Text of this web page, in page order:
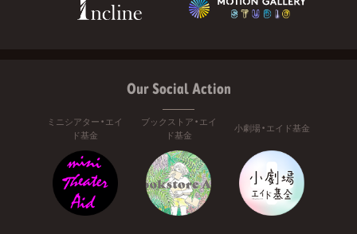
Our Social Action
ミニシアター・エイ
ド基金
ブックストア・エイ
ド基金
小劇場・エイド基金